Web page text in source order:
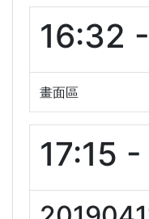
16:32
畫面區
17:15